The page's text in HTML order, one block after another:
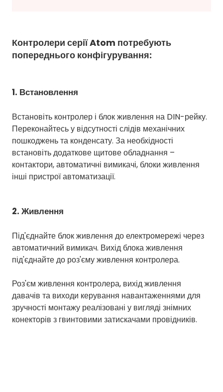
Контролери серії Atom потребують
попереднього конфігурування:
1. Встановлення
Встановіть контролер і блок живлення на DIN-рейку.
Переконайтесь у відсутності слідів механічних
пошкоджень та конденсату. За необхідності
встановіть додаткове щитове обладнання –
контактори, автоматичні вимикачі, блоки живлення
інші пристрої автоматизації.
2. Живлення
Під'єднайте блок живлення до електромережі через
автоматичний вимикач. Вихід блока живлення
під'єднайте до роз'єму живлення контролера.
Роз'єм живлення контролера, вихід живлення
давачів та виходи керування навантаженнями для
зручності монтажу реалізовані у вигляді знімних
конекторів з гвинтовими затискачами провідників.